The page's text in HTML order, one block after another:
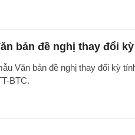
bản đề nghị thay đổi
Văn bản đề nghị thay đổi kỳ
BTC.